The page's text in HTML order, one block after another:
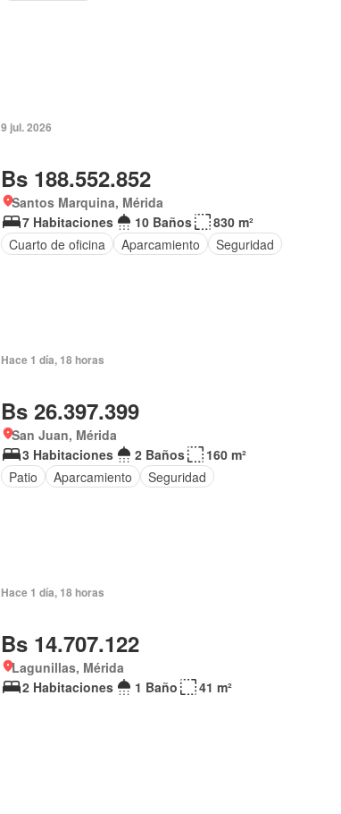
9 jul. 2026
Bs 188.552.852
Santos Marquina, Mérida
7 Habitaciones
10 Baños
830 m²
Cuarto de oficina
Aparcamiento Seguridad
Hace 1 día, 18 horas
Bs 26.397.399
San Juan, Mérida
3 Habitaciones
2 Baños
160 m²
Patio
Aparcamiento Seguridad
Hace 1 día, 18 horas
Bs 14.707.122
Lagunillas, Mérida
2 Habitaciones
1 Baño 41 m²